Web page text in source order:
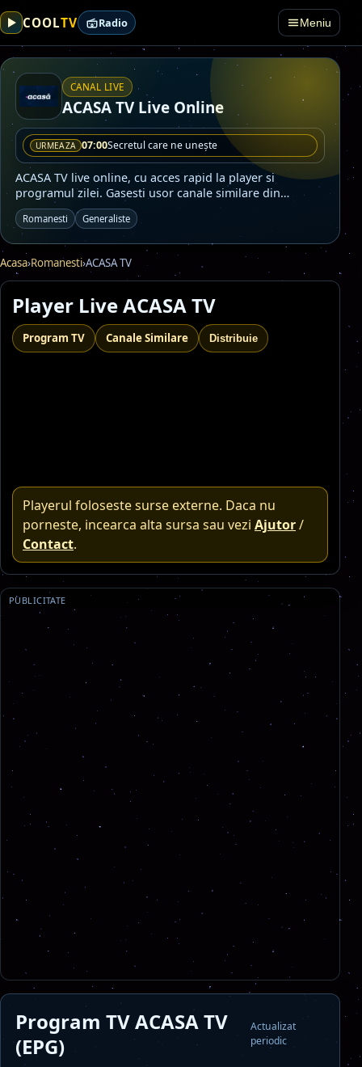
COOLTV Radio Meniu
CANAL LIVE
ACASA TV Live Online
URMEAZA 07:00Secretul care ne unește
ACASA TV live online, cu acces rapid la player si
programul zilei. Gasesti usor canale similare din
categoriile Romanesti, Generaliste.
Romanesti Generaliste
Acasa›Romanesti›ACASA TV
Player Live ACASA TV
Program TV Canale Similare Distribuie
Playerul foloseste surse externe. Daca nu
porneste, incearca alta sursa sau vezi Ajutor/
Contact.
PUBLICITATE
Program TV ACASA TV
(EPG)
Actualizat
periodic